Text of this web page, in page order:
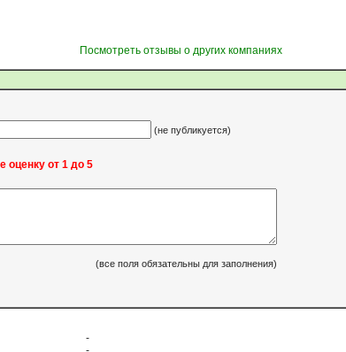
Посмотреть отзывы о других компаниях
(не публикуется)
оценку от 1 до 5
(все поля обязательны для заполнения)
-